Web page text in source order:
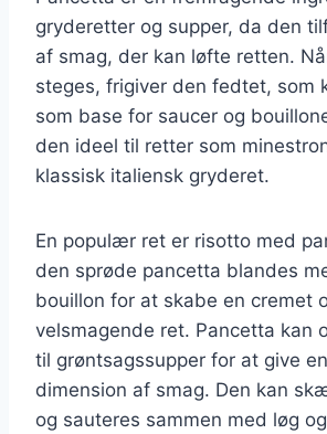
gryderetter og supper, da den
af smag, der kan løfte retten.
steges, frigiver den fedtet, som
som base for saucer og
den ideel til retter som
klassisk italiensk gryderet.
En populær ret er risotto med
den sprøde pancetta blandes
bouillon for at skabe en cremet
velsmagende ret. Pancetta kan
til grøntsagssupper for at give
dimension af smag. Den kan
og sauteres sammen med løg